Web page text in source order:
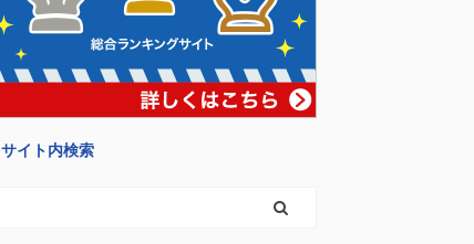
サイト内検索